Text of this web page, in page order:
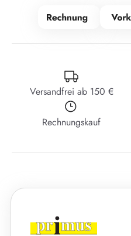
Versandfrei ab 150 €
Rechnungskauf